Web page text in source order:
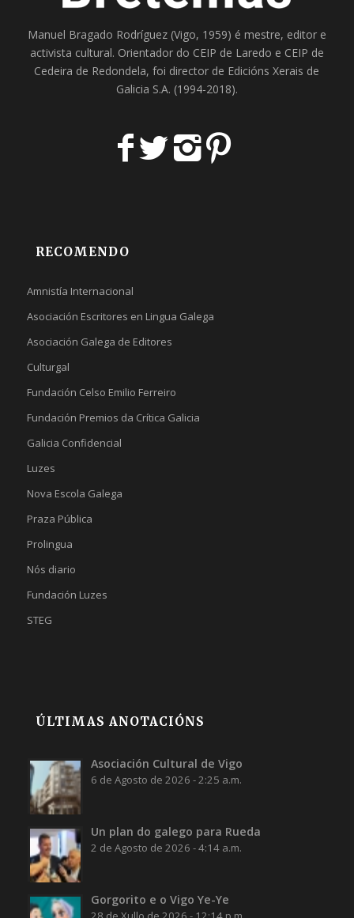
Manuel Bragado Rodríguez (Vigo, 1959) é mestre, editor e
activista cultural. Orientador do CEIP de Laredo e CEIP de
Cedeira de Redondela, foi director de Edicións Xerais de
Galicia S.A. (1994-2018).
RECOMENDO
Amnistía Internacional
Asociación Escritores en Lingua Galega
Asociación Galega de Editores
Culturgal
Fundación Celso Emilio Ferreiro
Fundación Premios da Crítica Galicia
Galicia Confidencial
Luzes
Nova Escola Galega
Praza Pública
Prolingua
Nós diario
Fundación Luzes
STEG
ÚLTIMAS ANOTACIÓNS
Asociación Cultural de Vigo
6 de Agosto de 2026 - 2:25 a.m.
Un plan do galego para Rueda
2 de Agosto de 2026 - 4:14 a.m.
Gorgorito e o Vigo Ye-Ye